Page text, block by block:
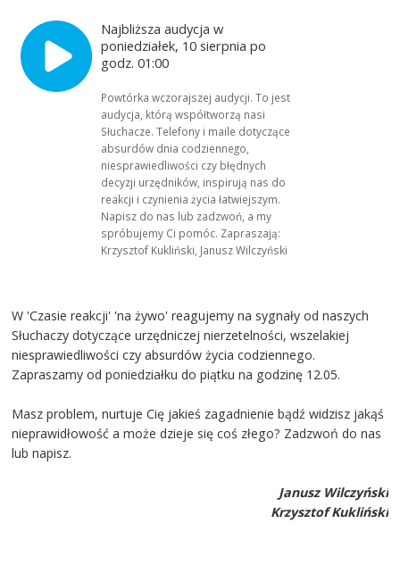
Najbliższa audycja w
poniedziałek, 10 sierpnia po
godz. 01:00
Powtórka wczorajszej audycji. To jest
audycja, którą współtworzą nasi
Słuchacze. Telefony i maile dotyczące
absurdów dnia codziennego,
niesprawiedliwości czy błędnych
decyzji urzędników, inspirują nas do
reakcji i czynienia życia łatwiejszym.
Napisz do nas lub zadzwoń, a my
spróbujemy Ci pomóc. Zapraszają:
Krzysztof Kukliński, Janusz Wilczyński
W 'Czasie reakcji' 'na żywo' reagujemy na sygnały od naszych
Słuchaczy dotyczące urzędniczej nierzetelności, wszelakiej
niesprawiedliwości czy absurdów życia codziennego.
Zapraszamy od poniedziałku do piątku na godzinę 12.05.
Masz problem, nurtuje Cię jakieś zagadnienie bądź widzisz jakąś
nieprawidłowość a może dzieje się coś złego? Zadzwoń do nas
lub napisz.
Janusz Wilczyński
Krzysztof Kukliński